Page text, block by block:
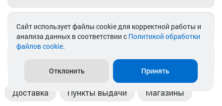
Telegram
Доставка Пункты выдачи Магазины
Cайт использует файлы cookie для корректной работы и
анализа данных в соответствии с Политикой обработки
файлов cookie.
Отклонить Принять